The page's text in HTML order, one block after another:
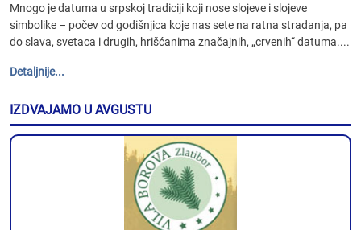
Mnogo je datuma u srpskoj tradiciji koji nose slojeve i slojeve
simbolike – počev od godišnjica koje nas sete na ratna stradanja, pa
do slava, svetaca i drugih, hrišćanima značajnih, „crvenih“ datuma....
Detaljnije...
IZDVAJAMO U AVGUSTU